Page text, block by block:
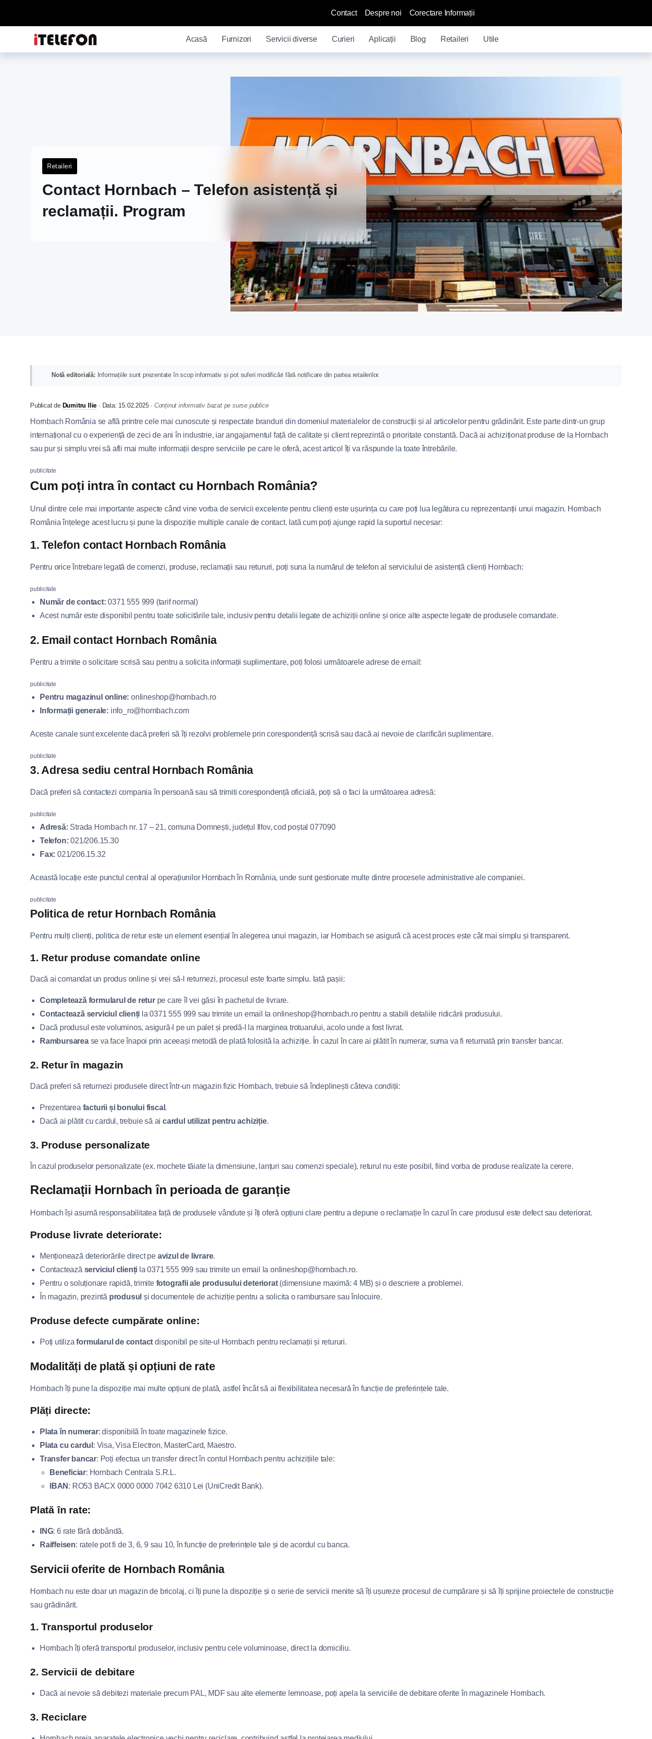
Contact Despre noi Corectare Informații
Acasă Furnizori Servicii diverse Curieri Aplicații Blog Retaileri Utile
Retaileri
Contact Hornbach – Telefon asistență și
reclamații. Program
Notă editorială: Informațiile sunt prezentate în scop informativ și pot suferi modificări fără notificare din partea retailerilor.
Publicat de Dumitru Ilie · Data: 15.02.2025· Conținut informativ bazat pe surse publice
Hornbach România se află printre cele mai cunoscute și respectate branduri din domeniul materialelor de construcții și al articolelor pentru grădinărit. Este parte dintr-un grup
internațional cu o experiență de zeci de ani în industrie, iar angajamentul față de calitate și client reprezintă o prioritate constantă. Dacă ai achiziționat produse de la Hornbach
sau pur și simplu vrei să afli mai multe informații despre serviciile pe care le oferă, acest articol îți va răspunde la toate întrebările.
publicitate
Cum poți intra în contact cu Hornbach România?
Unul dintre cele mai importante aspecte când vine vorba de servicii excelente pentru clienți este ușurința cu care poți lua legătura cu reprezentanții unui magazin. Hornbach
România înțelege acest lucru și pune la dispoziție multiple canale de contact. Iată cum poți ajunge rapid la suportul necesar:
1. Telefon contact Hornbach România
Pentru orice întrebare legată de comenzi, produse, reclamații sau retururi, poți suna la numărul de telefon al serviciului de asistență clienți Hornbach:
publicitate
Număr de contact: 0371 555 999 (tarif normal)
Acest număr este disponibil pentru toate solicitările tale, inclusiv pentru detalii legate de achiziții online și orice alte aspecte legate de produsele comandate.
2. Email contact Hornbach România
Pentru a trimite o solicitare scrisă sau pentru a solicita informații suplimentare, poți folosi următoarele adrese de email:
publicitate
Pentru magazinul online: onlineshop@hornbach.ro
Informații generale: info_ro@hornbach.com
Aceste canale sunt excelente dacă preferi să îți rezolvi problemele prin corespondență scrisă sau dacă ai nevoie de clarificări suplimentare.
publicitate
3. Adresa sediu central Hornbach România
Dacă preferi să contactezi compania în persoană sau să trimiti corespondență oficială, poți să o faci la următoarea adresă:
publicitate
Adresă: Strada Hornbach nr. 17 – 21, comuna Domnești, județul Ilfov, cod poștal 077090
Telefon: 021/206.15.30
Fax: 021/206.15.32
Această locație este punctul central al operațiunilor Hornbach în România, unde sunt gestionate multe dintre procesele administrative ale companiei.
publicitate
Politica de retur Hornbach România
Pentru mulți clienți, politica de retur este un element esențial în alegerea unui magazin, iar Hornbach se asigură că acest proces este cât mai simplu și transparent.
1. Retur produse comandate online
Dacă ai comandat un produs online și vrei să-l returnezi, procesul este foarte simplu. Iată pașii:
Completează formularul de returpe care îl vei găsi în pachetul de livrare.
Contactează serviciul clienți la 0371 555 999 sau trimite un email laonlineshop@hornbach.ropentru a stabili detaliile ridicării produsului.
Dacă produsul este voluminos, asigură-l pe un palet și predă-l la marginea trotuarului, acolo unde a fost livrat.
Rambursarease va face înapoi prin aceeași metodă de plată folosită la achiziție. În cazul în care ai plătit în numerar, suma va fi returnată prin transfer bancar.
2. Retur în magazin
Dacă preferi să returnezi produsele direct într-un magazin fizic Hornbach, trebuie să îndeplinești câteva condiții:
Prezentarea facturii și bonului fiscal .
Dacă ai plătit cu cardul, trebuie să ai cardul utilizat pentru achiziție.
3. Produse personalizate
În cazul produselor personalizate (ex. mochete tăiate la dimensiune, lanțuri sau comenzi speciale), returul nu este posibil, fiind vorba de produse realizate la cerere.
Reclamații Hornbach în perioada de garanție
Hornbach își asumă responsabilitatea față de produsele vândute și îți oferă opțiuni clare pentru a depune o reclamație în cazul în care produsul este defect sau deteriorat.
Produse livrate deteriorate:
Menționează deteriorările direct pe avizul de livrare.
Contactează serviciul clienți la 0371 555 999 sau trimite un email laonlineshop@hornbach.ro.
Pentru o soluționare rapidă, trimite fotografii ale produsului deteriorat(dimensiune maximă: 4 MB) și o descriere a problemei.
În magazin, prezintă produsul și documentele de achiziție pentru a solicita o rambursare sau înlocuire.
Produse defecte cumpărate online:
Poți utilizaformularul de contact disponibil pe site-ul Hornbach pentru reclamații și retururi.
Modalități de plată și opțiuni de rate
Hornbach îți pune la dispoziție mai multe opțiuni de plată, astfel încât să ai flexibilitatea necesară în funcție de preferințele tale.
Plăți directe:
Plata în numerar: disponibilă în toate magazinele fizice.
Plata cu cardul : Visa, Visa Electron, MasterCard, Maestro.
Transfer bancar: Poți efectua un transfer direct în contul Hornbach pentru achizițiile tale:
Beneficiar: Hornbach Centrala S.R.L.
IBAN : RO53 BACX 0000 0000 7042 6310 Lei (UniCredit Bank).
Plată în rate:
ING: 6 rate fără dobândă.
Raiffeisen: ratele pot fi de 3, 6, 9 sau 10, în funcție de preferințele tale și de acordul cu banca.
Servicii oferite de Hornbach România
Hornbach nu este doar un magazin de bricolaj, ci îți pune la dispoziție și o serie de servicii menite să îți ușureze procesul de cumpărare și să îți sprijine proiectele de construcție
sau grădinărit.
1. Transportul produselor
Hornbach îți oferă transportul produselor, inclusiv pentru cele voluminoase, direct la domiciliu.
2. Servicii de debitare
Dacă ai nevoie să debitezi materiale precum PAL, MDF sau alte elemente lemnoase, poți apela la serviciile de debitare oferite în magazinele Hornbach.
3. Reciclare